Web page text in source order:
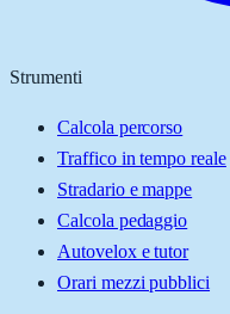
Strumenti
Calcola percorso
Traffico in tempo reale
Stradario e mappe
Calcola pedaggio
Autovelox e tutor
Orari mezzi pubblici